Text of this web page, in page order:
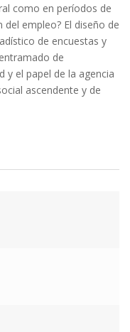
como en períodos de
empleo? El diseño de
de encuestas y
de
y el papel de la agencia
ascendente y de